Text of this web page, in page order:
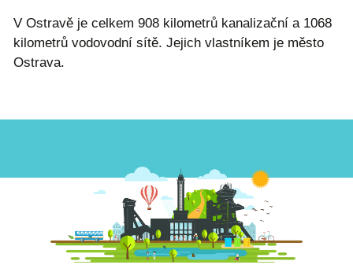
V Ostravě je celkem 908 kilometrů kanalizační a 1068
kilometrů vodovodní sítě. Jejich vlastníkem je město
Ostrava.